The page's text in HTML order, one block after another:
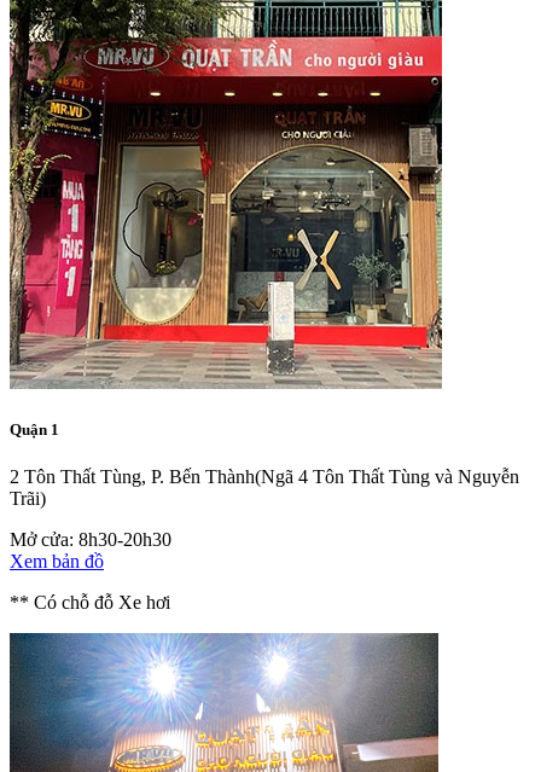
Quận 1
2 Tôn Thất Tùng, P. Bến Thành(Ngã 4 Tôn Thất Tùng và Nguyễn
Trãi)
Mở cửa: 8h30-20h30
Xem bản đồ
** Có chỗ đỗ Xe hơi